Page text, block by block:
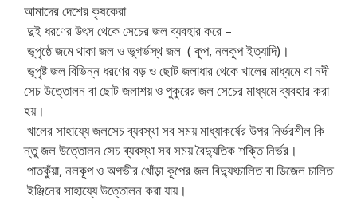
আমাদের দেশের কৃষকেরা
দুই ধরণের উৎস থেকে সেচের জল ব্যবহার করে –
ভূপৃষ্ঠে জমে থাকা জল ও ভূগর্ভস্থ জল ( কূপ, নলকূপ ইত্যাদি)।
ভূপৃষ্ট জল বিভিন্ন ধরণের বড় ও ছোট জলাধার থেকে খালের মাধ্যমে বা নদী
সেচ উত্তোলন বা ছোট জলাশয় ও পুকুরের জল সেচের মাধ্যমে ব্যবহার করা
হয়।
খালের সাহায্যে জলসেচ ব্যবস্থা সব সময় মাধ্যাকর্ষের উপর নির্ভরশীল কি
ন্তু জল উত্তোলন সেচ ব্যবস্থা সব সময় বৈদ্যুতিক শক্তি নির্ভর।
পাতকুঁয়া, নলকূপ ও অগভীর খোঁড়া কূপের জল বিদ্যুৎচালিত বা ডিজেল চালিত
ইঞ্জিনের সাহায্যে উত্তোলন করা যায়।